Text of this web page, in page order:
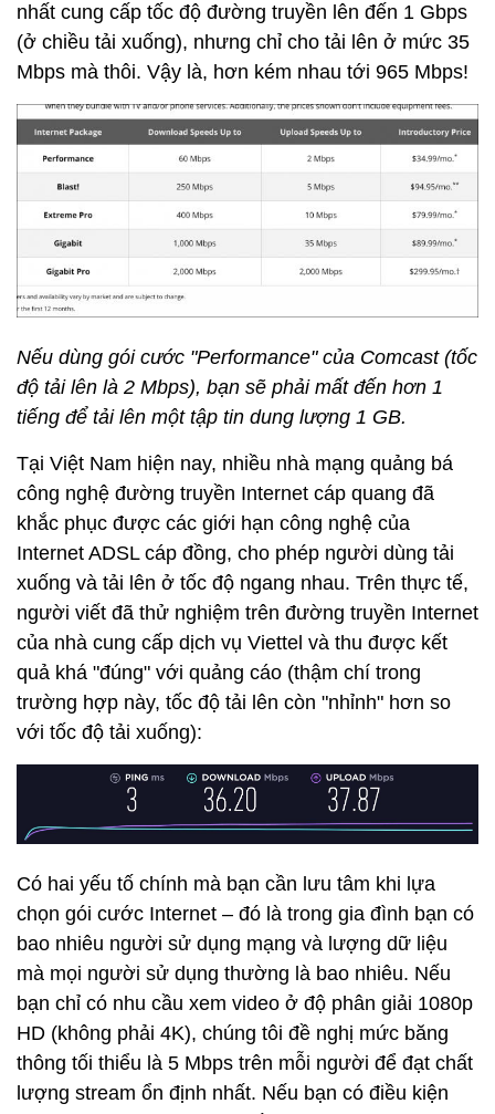
nhất cung cấp tốc độ đường truyền lên đến 1 Gbps
(ở chiều tải xuống), nhưng chỉ cho tải lên ở mức 35
Mbps mà thôi. Vậy là, hơn kém nhau tới 965 Mbps!
Nếu dùng gói cước "Performance" của Comcast (tốc
độ tải lên là 2 Mbps), bạn sẽ phải mất đến hơn 1
tiếng để tải lên một tập tin dung lượng 1 GB.
Tại Việt Nam hiện nay, nhiều nhà mạng quảng bá
công nghệ đường truyền Internet cáp quang đã
khắc phục được các giới hạn công nghệ của
Internet ADSL cáp đồng, cho phép người dùng tải
xuống và tải lên ở tốc độ ngang nhau. Trên thực tế,
người viết đã thử nghiệm trên đường truyền Internet
của nhà cung cấp dịch vụ Viettel và thu được kết
quả khá "đúng" với quảng cáo (thậm chí trong
trường hợp này, tốc độ tải lên còn "nhỉnh" hơn so
với tốc độ tải xuống):
Có hai yếu tố chính mà bạn cần lưu tâm khi lựa
chọn gói cước Internet – đó là trong gia đình bạn có
bao nhiêu người sử dụng mạng và lượng dữ liệu
mà mọi người sử dụng thường là bao nhiêu. Nếu
bạn chỉ có nhu cầu xem video ở độ phân giải 1080p
HD (không phải 4K), chúng tôi đề nghị mức băng
thông tối thiểu là 5 Mbps trên mỗi người để đạt chất
lượng stream ổn định nhất. Nếu bạn có điều kiện